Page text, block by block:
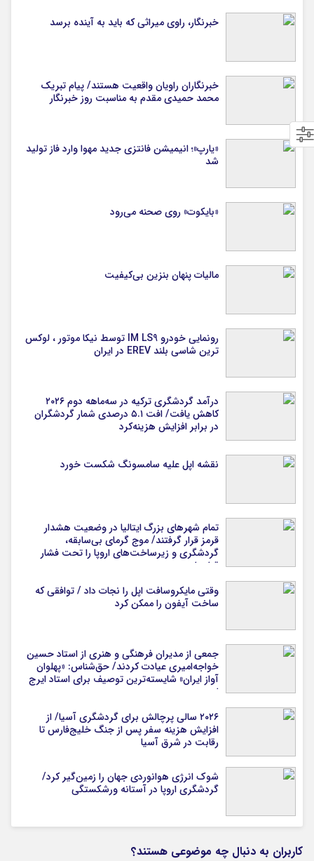
خبرنگار، راوی میراثی که باید به آینده برسد
خبرنگاران راویان واقعیت هستند/ پیام تبریک
محمد حمیدی مقدم به مناسبت روز خبرنگار
«یارپ»؛ انیمیشن فانتزی جدید مهوا وارد فاز تولید
شد
«بایکوت» روی صحنه می‌رود
مالیات پنهان بنزین بی‌کیفیت
رونمایی خودرو IM LS9 توسط نیکا موتور ، لوکس
ترین شاسی بلند EREV در ایران
درآمد گردشگری ترکیه در سه‌ماهه دوم ۲۰۲۶
کاهش یافت/ افت ۵.۱ درصدی شمار گردشگران
در برابر افزایش هزینه‌کرد
نقشه اپل علیه سامسونگ شکست خورد
تمام شهرهای بزرگ ایتالیا در وضعیت هشدار
قرمز قرار گرفتند/ موج گرمای بی‌سابقه،
گردشگری و زیرساخت‌های اروپا را تحت فشار
قرار داد
وقتی مایکروسافت اپل را نجات داد / توافقی که
ساخت آیفون را ممکن کرد
جمعی از مدیران فرهنگی و هنری از استاد حسین
خواجه‌امیری عیادت کردند/ حق‌شناس: «پهلوان
آواز ایران» شایسته‌ترین توصیف برای استاد ایرج
است
۲۰۲۶ سالی پرچالش برای گردشگری آسیا/ از
افزایش هزینه سفر پس از جنگ خلیج‌فارس تا
رقابت در شرق آسیا
شوک انرژی هوانوردی جهان را زمین‌گیر کرد/
گردشگری اروپا در آستانه ورشکستگی
کاربران به دنبال چه موضوعی هستند؟